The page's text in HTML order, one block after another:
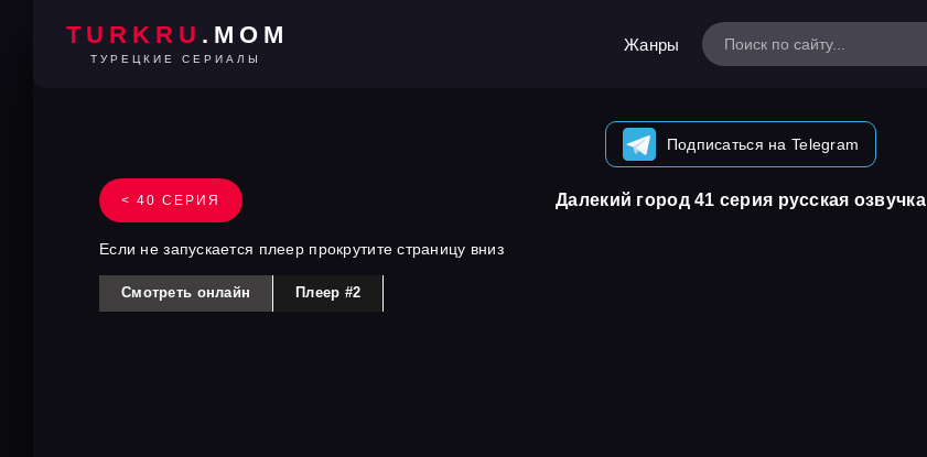
TURKRU .MOM
ТУРЕЦКИЕ СЕРИАЛЫ
Жанры
Подписаться на Telegram
< 40 СЕРИЯ Далекий город 41 серия русская озвучка
Если не запускается плеер прокрутите страницу вниз
Смотреть онлайн Плеер #2